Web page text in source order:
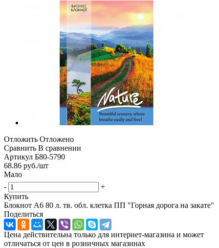
Отложить Отложено
Сравнить В сравнении
Артикул Б80-5790
68.86 руб./шт
Мало
-
+
Купить
Блокнот А6 80 л. тв. обл. клетка ПП "Горная дорога на закате"
Поделиться
Цена действительна только для интернет-магазина и может
отличаться от цен в розничных магазинах